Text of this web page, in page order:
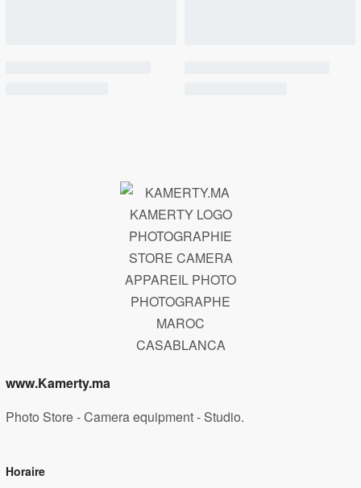
www.Kamerty.ma
Photo Store - Camera equipment - Studio.
Horaire